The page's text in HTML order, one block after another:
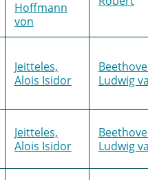
Hoffmann
von
Jeitteles,
Alois Isidor
Ludwig
Jeitteles,
Alois Isidor
Ludwig